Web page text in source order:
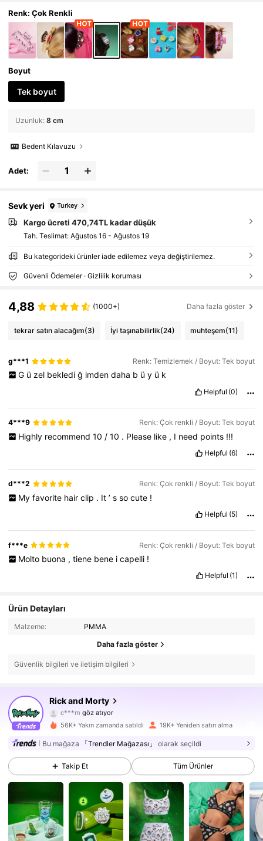
Renk: Çok Renkli
Boyut
Tek boyut
Uzunluk: 8 cm
Bedent Kılavuzu
Adet:
Sevk yeri Turkey
Kargo ücreti 470,74TL kadar düşük
Tah. Teslimat: Ağustos 16 - Ağustos 19
Bu kategorideki ürünler iade edilemez veya değiştirilemez.
Güvenli Ödemeler · Gizlilik koruması
4,88 (1000+) Daha fazla göster
tekrar satın alacağım(3) İyi taşınabilirlik(24) muhteşem(11)
g***1 Renk: Temizlemek / Boyut: Tek boyut
G ü zel bekledi ğ imden daha b ü y ü k
Helpful (0)
4***9 Renk: Çok renkli / Boyut: Tek boyut
Highly recommend 10 / 10 . Please like , I need points !!!
Helpful (6)
d***2 Renk: Çok renkli / Boyut: Tek boyut
My favorite hair clip . It ’ s so cute !
Helpful (5)
f***e Renk: Çok renkli / Boyut: Tek boyut
Molto buona , tiene bene i capelli !
Helpful (1)
Ürün Detayları
Malzeme: PMMA
Daha fazla göster
Güvenlik bilgileri ve iletişim bilgileri
Rick and Morty
c***mgöz atıyor
4,87
66K Takipçiler
4,87 66K Takipçiler
66K Takipçiler
4,87 66K Takipçiler
4,87 66K Takipçiler
56K+ Yakın zamanda satıldı 19K+ Yeniden satın alma
Bu mağaza 「Trendler Mağazası」 olarak seçildi
Takip Et Tüm Ürünler